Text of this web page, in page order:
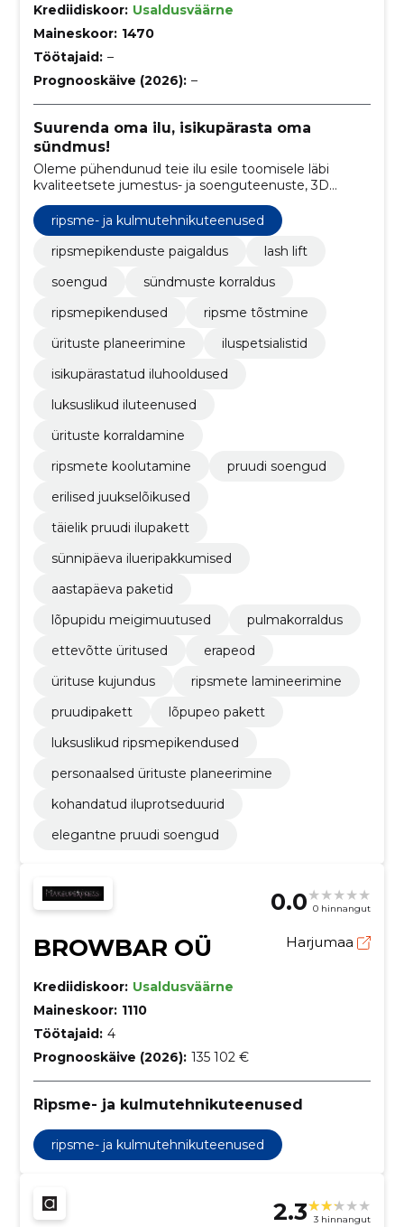
Krediidiskoor: Usaldusväärne
Maineskoor: 1470
Töötajaid: –
Prognooskäive (2026): –
Suurenda oma ilu, isikupärasta oma
sündmus!
Oleme pühendunud teie ilu esile toomisele läbi
kvaliteetsete jumestus- ja soenguteenuste, 3D
tiim kasutab oskusi, loovust ja individuaalset
lähenemist, et luua teie jaoks isikupäraseid ja
väljendusrikkaid ilurituaale.
ripsme- ja kulmutehnikuteenused
ripsmepikenduste paigaldus
lash lift
soengud
sündmuste korraldus
ripsmepikendused
ripsme tõstmine
ürituste planeerimine
iluspetsialistid
isikupärastatud iluhooldused
luksuslikud iluteenused
ürituste korraldamine
ripsmete koolutamine
pruudi soengud
erilised juukselõikused
täielik pruudi ilupakett
sünnipäeva ilueripakkumised
aastapäeva paketid
lõpupidu meigimuutused
pulmakorraldus
ettevõtte üritused
erapeod
ürituse kujundus
ripsmete lamineerimine
pruudipakett
lõpupeo pakett
luksuslikud ripsmepikendused
personaalsed ürituste planeerimine
kohandatud iluprotseduurid
elegantne pruudi soengud
0.0 0 hinnangut
BROWBAR OÜ Harjumaa
Krediidiskoor: Usaldusväärne
Maineskoor: 1110
Töötajaid: 4
Prognooskäive (2026): 135 102 €
Ripsme- ja kulmutehnikuteenused
ripsme- ja kulmutehnikuteenused
2.3 3 hinnangut